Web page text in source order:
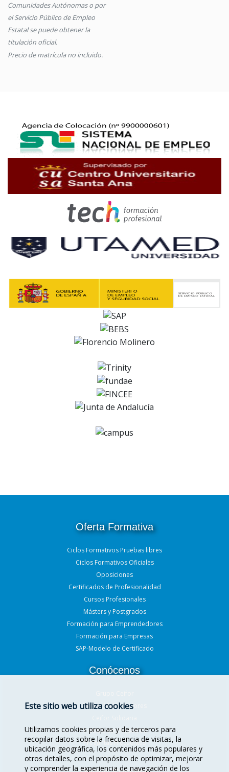
Este sitio web utiliza cookies
Utilizamos cookies propias y de terceros para
recopilar datos sobre la frecuencia de visitas, la
ubicación geográfica, los contenidos más populares y
otros detalles, con el propósito de optimizar, mejorar
y comprender la experiencia de navegación de los
Comunidades Autónomas o por
el Servicio Público de Empleo
Estatal se puede obtener la
titulación oficial.
Precio de matrícula no incluido.
Oferta Formativa
Ciclos Formativos Pruebas libres
Ciclos Formativos Oficiales
Oposiciones
Certificados de Profesionalidad
Cursos Profesionales
Másters y Postgrados
Formación para Emprendedores
Formación para Empresas
SAP-Modelo de Certificado
Conócenos
Misión, Visión, Valores
Trabaja con Nosotros
Preguntas Frecuentes